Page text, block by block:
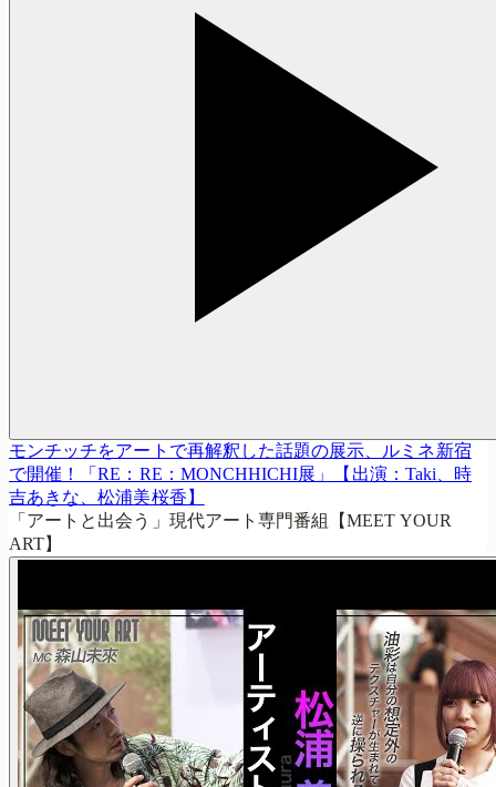
モンチッチをアートで再解釈した話題の展示、ルミネ新宿
で開催！「RE：RE：MONCHHICHI展」【出演：Taki、時
吉あきな、松浦美桜香】
「アートと出会う」現代アート専門番組【MEET YOUR
ART】